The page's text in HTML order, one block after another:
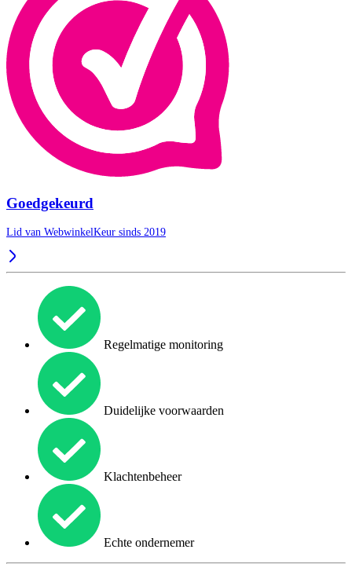
Goedgekeurd
Lid van WebwinkelKeur sinds 2019
Regelmatige monitoring
Duidelijke voorwaarden
Klachtenbeheer
Echte ondernemer